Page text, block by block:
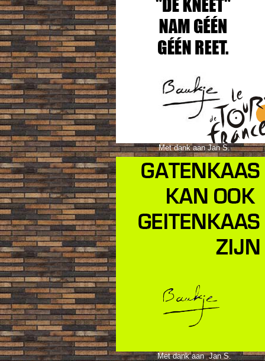
Met dank aan Jan S.
Met dank aan Jan S.